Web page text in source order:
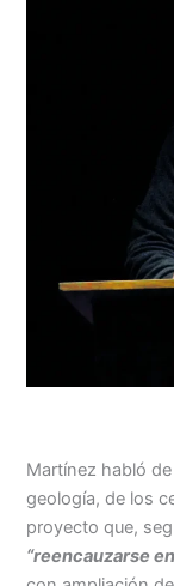
Martínez habló
geología, de los
proyecto que,
“reencauzarse